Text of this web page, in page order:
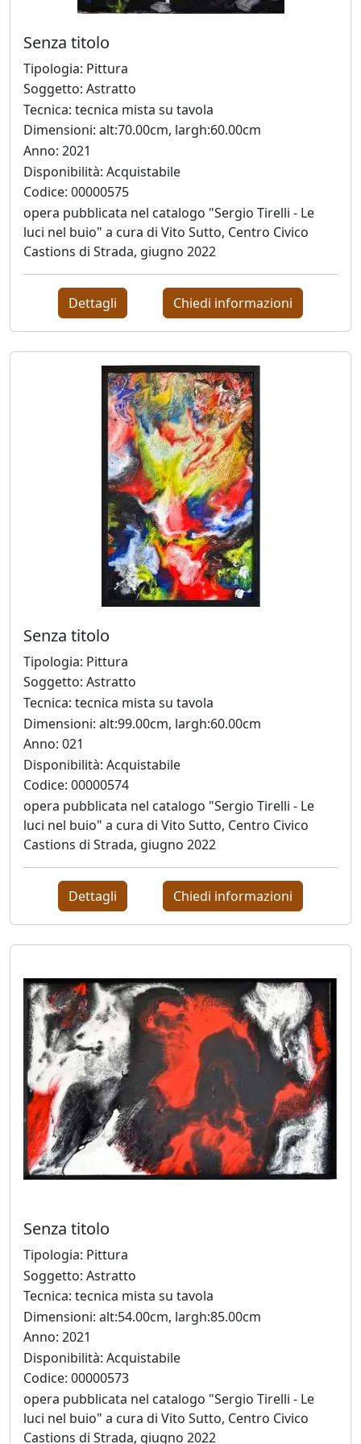
Antonio
Bardino
Mattia
Barone
Maria
Basile
Giuliana
Bellini
Franco
Beraldo
Augusto
Bianchet
Riccardo
Boesso
Bomben
Walter
Bortolossi
Andrea
Boscaro
Rikkardo
Brunetti
Nilo
Cabai
Cadamuro
Giancarlo
Caneva
Silvia
Canton
LeoNilde
Gastone
Cecconello
Marco
Ciani
Sergio
Colussa
Senza titolo
Tipologia: Pittura
Soggetto: Astratto
Tecnica: tecnica mista su tavola
Dimensioni: alt:70.00cm, largh:60.00cm
Anno: 2021
Disponibilità: Acquistabile
Codice: 00000575
opera pubblicata nel catalogo "Sergio Tirelli - Le
luci nel buio" a cura di Vito Sutto, Centro Civico
Castions di Strada, giugno 2022
Dettagli Chiedi informazioni
Senza titolo
Tipologia: Pittura
Soggetto: Astratto
Tecnica: tecnica mista su tavola
Dimensioni: alt:99.00cm, largh:60.00cm
Anno: 021
Disponibilità: Acquistabile
Codice: 00000574
opera pubblicata nel catalogo "Sergio Tirelli - Le
luci nel buio" a cura di Vito Sutto, Centro Civico
Castions di Strada, giugno 2022
Dettagli Chiedi informazioni
Senza titolo
Tipologia: Pittura
Soggetto: Astratto
Tecnica: tecnica mista su tavola
Dimensioni: alt:54.00cm, largh:85.00cm
Anno: 2021
Disponibilità: Acquistabile
Codice: 00000573
opera pubblicata nel catalogo "Sergio Tirelli - Le
luci nel buio" a cura di Vito Sutto, Centro Civico
Castions di Strada, giugno 2022